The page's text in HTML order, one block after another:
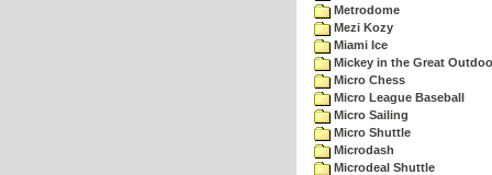
Metrodome
Mezi Kozy
Miami Ice
Mickey in the Great
Micro Chess
Micro League Baseball
Micro Sailing
Micro Shuttle
Microdash
Microdeal Shuttle